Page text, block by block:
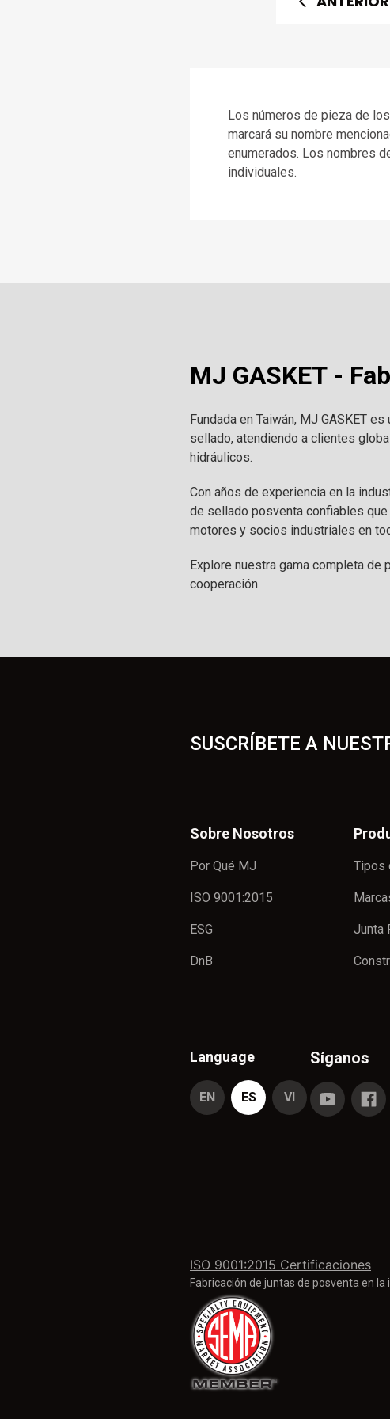
Los números de pieza de
marcará su nombre
enumerados. Los nombres
individuales.
MJ GASKET -
Fundada en Taiwán, MJ GASKET
sellado, atendiendo a clientes
hidráulicos.
Con años de experiencia en la
de sellado posventa confiables
motores y socios industriales en
Explore nuestra gama completa de
cooperación.
SUSCRÍBETE A
Sobre Nosotros
Por Qué MJ
ISO 9001:2015
ESG
DnB
Tipos
Junta
ISO 9001:2015 Certificaciones
Fabricación de juntas de posventa en
Language
EN ES VI
Síganos